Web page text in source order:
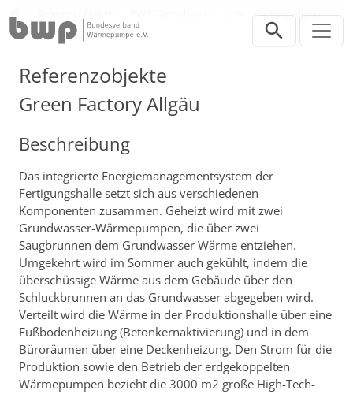
Green Factory Allgäu
Referenzobjekte
Green Factory Allgäu
Beschreibung
Das integrierte Energiemanagementsystem der
Fertigungshalle setzt sich aus verschiedenen
Komponenten zusammen. Geheizt wird mit zwei
Grundwasser-Wärmepumpen, die über zwei
Saugbrunnen dem Grundwasser Wärme entziehen.
Umgekehrt wird im Sommer auch gekühlt, indem die
überschüssige Wärme aus dem Gebäude über den
Schluckbrunnen an das Grundwasser abgegeben wird.
Verteilt wird die Wärme in der Produktionshalle über eine
Fußbodenheizung (Betonkernaktivierung) und in dem
Büroräumen über eine Deckenheizung. Den Strom für die
Produktion sowie den Betrieb der erdgekoppelten
Wärmepumpen bezieht die 3000 m2 große High-Tech-